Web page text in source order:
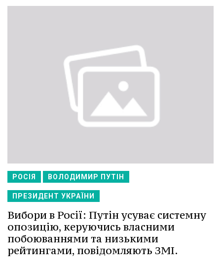
РОСІЯ ВОЛОДИМИР ПУТІН
ПРЕЗИДЕНТ УКРАЇНИ
Вибори в Росії: Путін усуває системну
опозицію, керуючись власними
побоюваннями та низькими
рейтингами, повідомляють ЗМІ.